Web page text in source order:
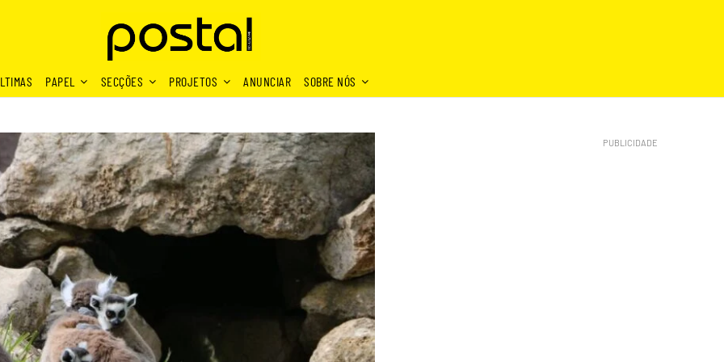
PAPEL SECÇÕES PROJETOS ANUNCIAR SOBRE NÓS